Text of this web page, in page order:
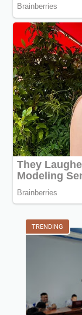
TRENDING